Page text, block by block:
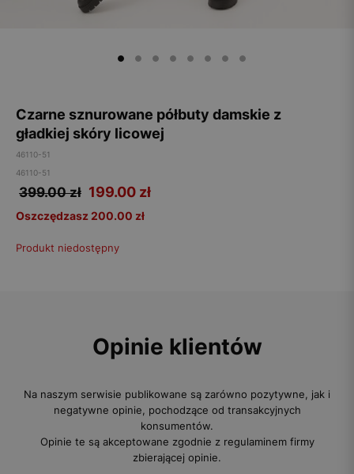
Czarne sznurowane półbuty damskie z
gładkiej skóry licowej
46110-51
46110-51
399.00 zł 199.00 zł
Oszczędzasz 200.00 zł
Produkt niedostępny
Opinie klientów
Na naszym serwisie publikowane są zarówno pozytywne, jak i
negatywne opinie, pochodzące od transakcyjnych
konsumentów.
Opinie te są akceptowane zgodnie z regulaminem firmy
zbierającej opinie.